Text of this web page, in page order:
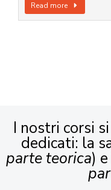
Read more
I nostri corsi
dedicati: la
parte teorica)